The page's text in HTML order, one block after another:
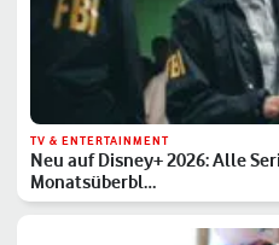
TV & ENTERTAINMENT
Neu auf Disney+ 2026: Alle
Monatsüberbl…